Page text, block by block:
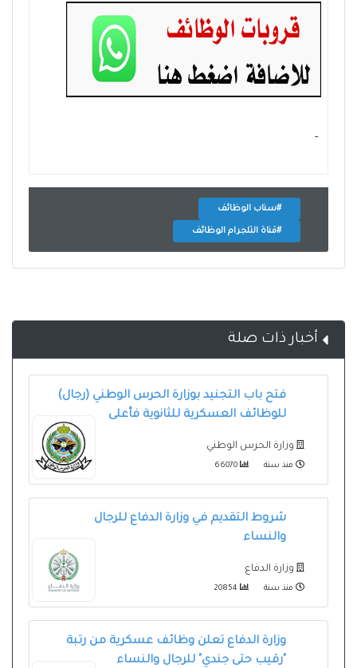
- ‏
#سناب الوظائف
#قناة التلجرام الوظائف
أخبار ذات صلة
فتح باب التجنيد بوزارة الحرس الوطني (رجال)
للوظائف العسكرية للثانوية فأعلى
وزارة الحرس الوطني
منذ سنة
شروط التقديم في وزارة الدفاع للرجال
والنساء
وزارة الدفاع
منذ سنة
وزارة الدفاع تعلن وظائف عسكرية من رتبة
"رقيب حتى جندي" للرجال والنساء